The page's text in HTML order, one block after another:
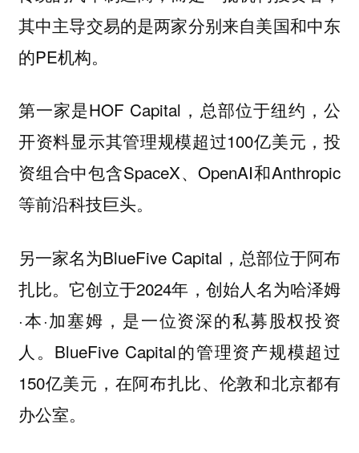
其中主导交易的是两家分别来自美国和中东
的PE机构。
第一家是HOF Capital，总部位于纽约，公
开资料显示其管理规模超过100亿美元，投
资组合中包含SpaceX、OpenAI和Anthropic
等前沿科技巨头。
另一家名为BlueFive Capital，总部位于阿布
扎比。它创立于2024年，创始人名为哈泽姆
·本·加塞姆，是一位资深的私募股权投资
人。BlueFive Capital的管理资产规模超过
150亿美元，在阿布扎比、伦敦和北京都有
办公室。